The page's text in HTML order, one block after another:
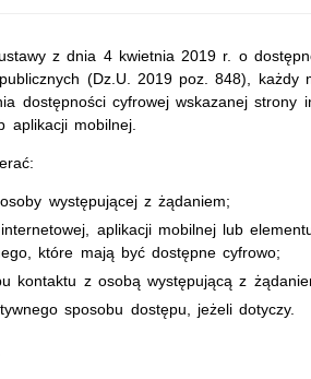
z dnia 4 kwietnia 2019 r. o
(Dz.U. 2019 poz. 848),
dostępności cyfrowej wskazanej strony
aplikacji mobilnej.
występującej z żądaniem;
aplikacji mobilnej lub
które mają być dostępne cyfrowo;
kontaktu z osobą występującą z
sposobu dostępu, jeżeli dotyczy.